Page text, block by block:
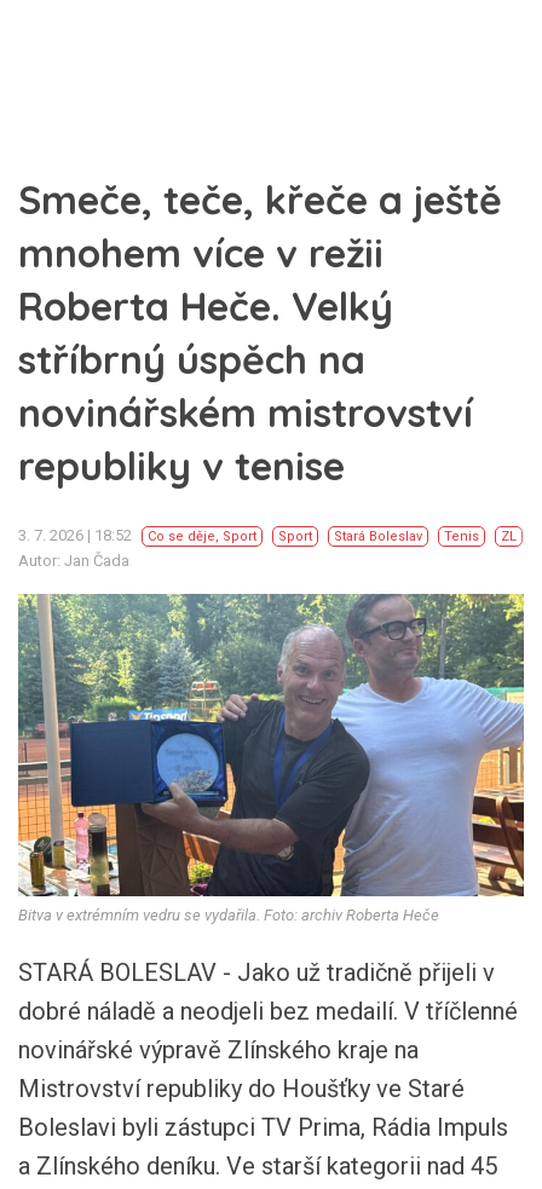
Smeče, teče, křeče a ještě
mnohem více v režii
Roberta Heče. Velký
stříbrný úspěch na
novinářském mistrovství
republiky v tenise
3. 7. 2026 | 18:52 Co se děje, Sport Sport Stará Boleslav Tenis ZL
Autor: Jan Čada
Bitva v extrémním vedru se vydařila. Foto: archiv Roberta Heče
STARÁ BOLESLAV - Jako už tradičně přijeli v
dobré náladě a neodjeli bez medailí. V tříčlenné
novinářské výpravě Zlínského kraje na
Mistrovství republiky do Houšťky ve Staré
Boleslavi byli zástupci TV Prima, Rádia Impuls
a Zlínského deníku. Ve starší kategorii nad 45